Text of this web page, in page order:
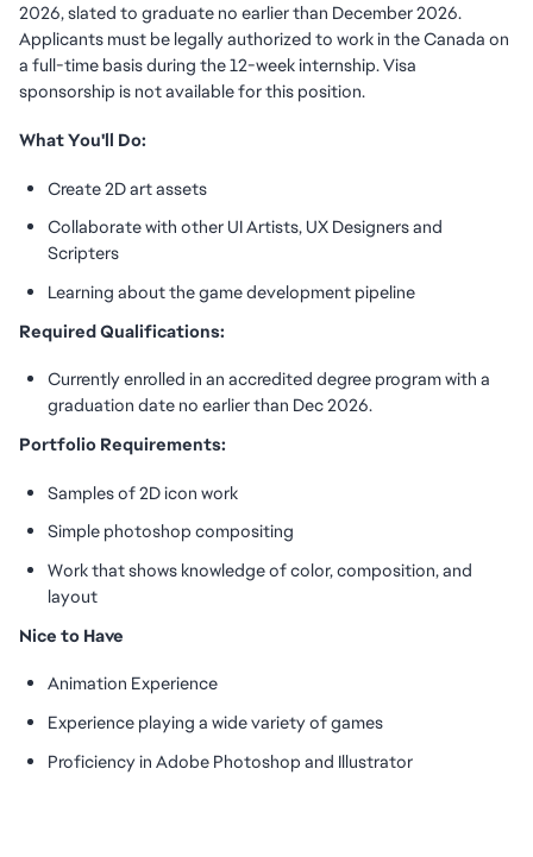
2026, slated to graduate no earlier than December 2026.
Applicants must be legally authorized to work in the Canada on
a full-time basis during the 12-week internship. Visa
sponsorship is not available for this position.
What You'll Do:
Create 2D art assets
Collaborate with other UI Artists, UX Designers and
Scripters
Learning about the game development pipeline
Required Qualifications:
Currently enrolled in an accredited degree program with a
graduation date no earlier than Dec 2026.
Portfolio Requirements:
Samples of 2D icon work
Simple photoshop compositing
Work that shows knowledge of color, composition, and
layout
Nice to Have
Animation Experience
Experience playing a wide variety of games
Proficiency in Adobe Photoshop and Illustrator